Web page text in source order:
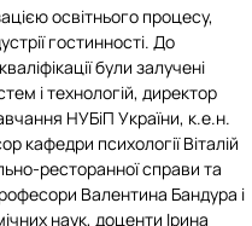
заходиосвітнього процесу,
гостинності. До
були залучені
і технологій, директор
НУБіП України, к.е.н.
кафедри психологіїВіталій
ресторанної справи та
Валентина Бандура і
наук, доценти Ірина